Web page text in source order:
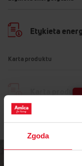
Zgoda
Etykieta
Karta produktu
Karta
Ostrzeżenia i